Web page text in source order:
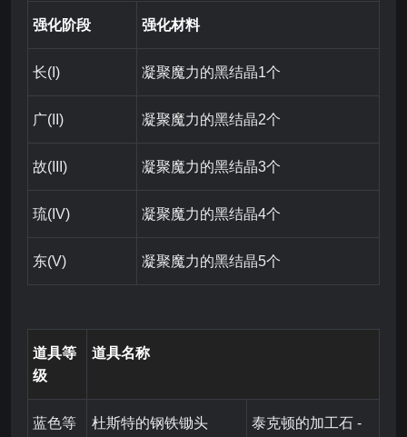
强化阶段 强化材料
长(I) 凝聚魔力的黑结晶1个
广(II) 凝聚魔力的黑结晶2个
故(III) 凝聚魔力的黑结晶3个
琉(IV) 凝聚魔力的黑结晶4个
东(V) 凝聚魔力的黑结晶5个
道具等
级
道具名称
蓝色等
杜斯特的钢铁锄头
泰克顿的加工石 -